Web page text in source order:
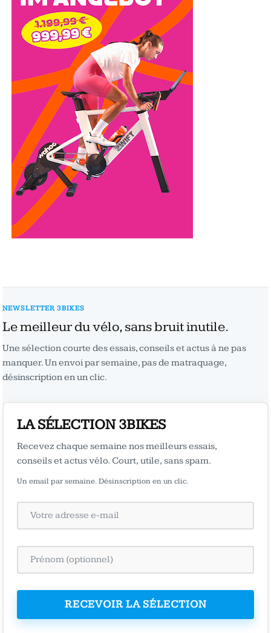
NEWSLETTER 3BIKES
Le meilleur du vélo, sans bruit inutile.
Une sélection courte des essais, conseils et actus à ne pas
manquer. Un envoi par semaine, pas de matraquage,
désinscription en un clic.
LA SÉLECTION 3BIKES
Recevez chaque semaine nos meilleurs essais,
conseils et actus vélo. Court, utile, sans spam.
Un email par semaine. Désinscription en un clic.
RECEVOIR LA SÉLECTION